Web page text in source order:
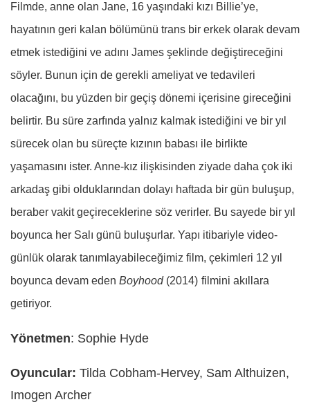
Filmde, anne olan Jane, 16 yaşındaki kızı Billie’ye,
hayatının geri kalan bölümünü trans bir erkek olarak devam
etmek istediğini ve adını James şeklinde değiştireceğini
söyler. Bunun için de gerekli ameliyat ve tedavileri
olacağını, bu yüzden bir geçiş dönemi içerisine gireceğini
belirtir. Bu süre zarfında yalnız kalmak istediğini ve bir yıl
sürecek olan bu süreçte kızının babası ile birlikte
yaşamasını ister. Anne-kız ilişkisinden ziyade daha çok iki
arkadaş gibi olduklarından dolayı haftada bir gün buluşup,
beraber vakit geçireceklerine söz verirler. Bu sayede bir yıl
boyunca her Salı günü buluşurlar. Yapı itibariyle video-
günlük olarak tanımlayabileceğimiz film, çekimleri 12 yıl
boyunca devam eden Boyhood (2014) filmini akıllara
getiriyor.
Yönetmen: Sophie Hyde
Oyuncular: Tilda Cobham-Hervey, Sam Althuizen,
Imogen Archer